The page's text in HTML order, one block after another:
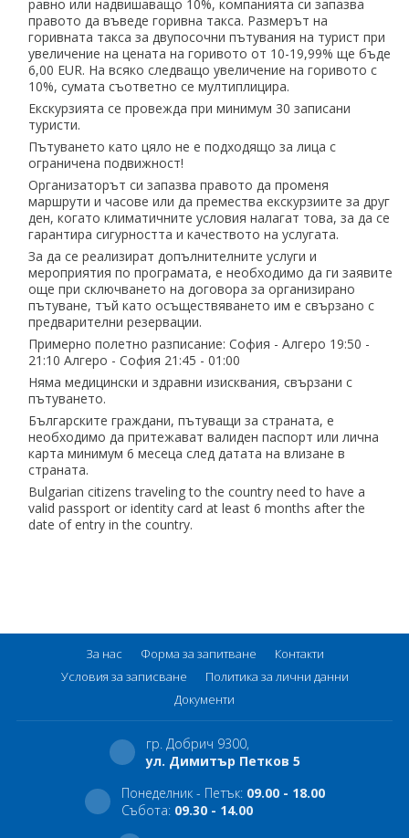
равно или надвишаващо 10%, компанията си запазва
правото да въведе горивна такса. Размерът на
горивната такса за двупосочни пътувания на турист при
увеличение на цената на горивото от 10-19,99% ще бъде
6,00 EUR. На всяко следващо увеличение на горивото с
10%, сумата съответно се мултиплицира.
Екскурзията се провежда при минимум 30 записани
туристи.
Пътуването като цяло не е подходящо за лица с
ограничена подвижност!
Организаторът си запазва правото да променя
маршрути и часове или да премества екскурзиите за друг
ден, когато климатичните условия налагат това, за да се
гарантира сигурността и качеството на услугата.
За да се реализират допълнителните услуги и
мероприятия по програмата, е необходимо да ги заявите
още при сключването на договора за организирано
пътуване, тъй като осъществяването им е свързано с
предварителни резервации.
Примерно полетно разписание: София - Алгеро 19:50 -
21:10 Алгеро - София 21:45 - 01:00
Няма медицински и здравни изисквания, свързани с
пътуването.
Българските граждани, пътуващи за страната, е
необходимо да притежават валиден паспорт или лична
карта минимум 6 месеца след датата на влизане в
страната.
Bulgarian citizens traveling to the country need to have a
valid passport or identity card at least 6 months after the
date of entry in the country.
За нас Форма за запитване
Контакти
Условия за записване
Политика за лични данни
Документи
гр. Добрич 9300,
ул. Димитър Петков 5
Понеделник - Петък: 09.00 - 18.00
Събота: 09.30 - 14.00